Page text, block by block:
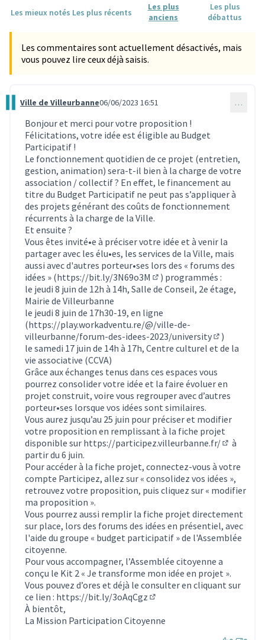
Les mieux notés Les plus récents
Les plus
anciens
Les plus
débattus
Les commentaires sont actuellement désactivés, mais
vous pouvez lire ceux déjà saisis.
Commentaire 2497
Ville de Villeurbanne06/06/2023 16:51 …
Bonjour et merci pour votre proposition !
Félicitations, votre idée est éligible au Budget
Participatif !
Le fonctionnement quotidien de ce projet (entretien,
gestion, animation) sera-t-il bien à la charge de votre
association / collectif ? En effet, le financement au
titre du Budget Participatif ne peut pas s’appliquer à
des projets générant des coûts de fonctionnement
récurrents à la charge de la Ville.
Et ensuite ?
Vous êtes invité•e à préciser votre idée et à venir la
partager avec les élu•es, les services de la Ville, mais
aussi avec d'autres porteur•ses lors des « forums des
idées » (https://bit.ly/3N69o3M
(Lien externe)
) programmés :
le jeudi 8 juin de 12h à 14h, Salle de Conseil, 2e étage,
Mairie de Villeurbanne
le jeudi 8 juin de 17h30-19, en ligne
(https://play.workadventu.re/@/ville-de-
villeurbanne/forum-des-idees-2023/university
(Lien
)
le samedi 17 juin de 14h à 17h, Centre culturel et de la
vie associative (CCVA)
Grâce aux échanges tenus dans ces espaces vous
pourrez consolider votre idée et la faire évoluer en
projet construit, voire vous regrouper avec d’autres
porteur•ses lorsque vos idées sont similaires.
Vous aurez jusqu’au 25 juin pour préciser et modifier
votre proposition en remplissant à la fiche projet
disponible sur https://participez.villeurbanne.fr/
à
partir du 6 juin.
Pour accéder à la fiche projet, connectez-vous à votre
compte Participez, allez sur « consolidez vos idées »,
retrouvez votre proposition, puis cliquez sur « modifier
ma proposition ».
Vous pourrez aussi remplir la fiche projet directement
sur place, lors des forums des idées en présentiel, avec
l'aide du groupe « budget participatif » de l'Assemblée
citoyenne.
Pour vous accompagner, l’Assemblée citoyenne a
conçu le Kit 2 « Je transforme mon idée en projet ».
Vous pouvez d’ores et déjà le consulter en cliquant sur
ce lien : https://bit.ly/3oAqCgz
À bientôt,
La Mission Participation Citoyenne